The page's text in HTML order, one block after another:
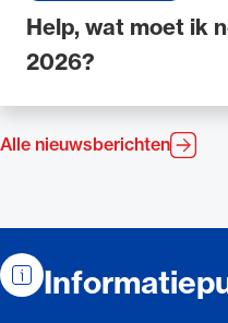
Alle nieuwsberichten
Help, wat moet ik
2026?